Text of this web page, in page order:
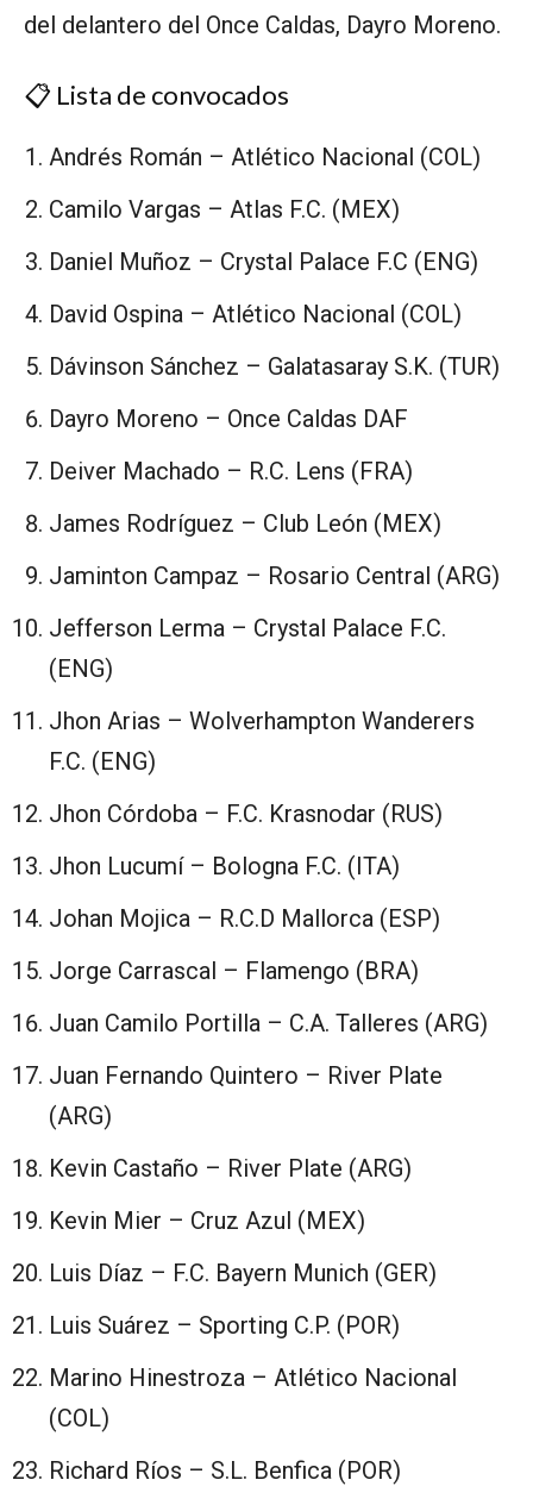
del delantero del Once Caldas, Dayro Moreno.
📋 Lista de convocados
⁠Andrés Román – Atlético Nacional (COL)
Camilo Vargas – Atlas F.C. (MEX)
Daniel Muñoz – Crystal Palace F.C (ENG)
David Ospina – Atlético Nacional (COL)
Dávinson Sánchez – Galatasaray S.K. (TUR)
Dayro Moreno – Once Caldas DAF
⁠Deiver Machado – R.C. Lens (FRA)
James Rodríguez – Club León (MEX)
Jaminton Campaz – Rosario Central (ARG)
Jefferson Lerma – Crystal Palace F.C.
(ENG)
⁠Jhon Arias – Wolverhampton Wanderers
F.C. (ENG)
Jhon Córdoba – F.C. Krasnodar (RUS)
⁠Jhon Lucumí – Bologna F.C. (ITA)
⁠Johan Mojica – R.C.D Mallorca (ESP)
Jorge Carrascal – Flamengo (BRA)
⁠Juan Camilo Portilla – C.A. Talleres (ARG)
⁠Juan Fernando Quintero – River Plate
(ARG)
⁠Kevin Castaño – River Plate (ARG)
Kevin Mier – Cruz Azul (MEX)
Luis Díaz – F.C. Bayern Munich (GER)
⁠Luis Suárez – Sporting C.P. (POR)
Marino Hinestroza – Atlético Nacional
(COL)
⁠Richard Ríos – S.L. Benfica (POR)